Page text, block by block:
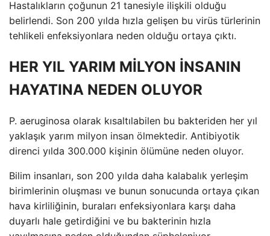
Hastalıkların çoğunun 21 tanesiyle ilişkili olduğu
belirlendi. Son 200 yılda hızla gelişen bu virüs türlerinin
tehlikeli enfeksiyonlara neden olduğu ortaya çıktı.
HER YIL YARIM MİLYON İNSANIN
HAYATINA NEDEN OLUYOR
P. aeruginosa olarak kısaltılabilen bu bakteriden her yıl
yaklaşık yarım milyon insan ölmektedir. Antibiyotik
direnci yılda 300.000 kişinin ölümüne neden oluyor.
Bilim insanları, son 200 yılda daha kalabalık yerleşim
birimlerinin oluşması ve bunun sonucunda ortaya çıkan
hava kirliliğinin, buraları enfeksiyonlara karşı daha
duyarlı hale getirdiğini ve bu bakterinin hızla